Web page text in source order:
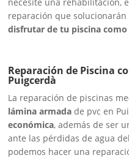
reparación que
disfrutar de tu piscina como
Reparación de Piscina
Puigcerdà
La reparación de piscinas
lámina armada de pvc en
económica, además de ser
ante las pérdidas de agua
podemos hacer una